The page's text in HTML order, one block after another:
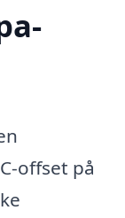
offset på